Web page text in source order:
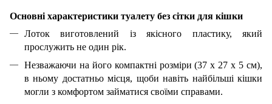
Основні характеристики туалету без сітки для кішки
Лоток виготовлений із якісного пластику, який
прослужить не один рік.
Незважаючи на його компактні розміри (37 х 27 х 5 см),
в ньому достатньо місця, щоби навіть найбільші кішки
могли з комфортом займатися своїми справами.